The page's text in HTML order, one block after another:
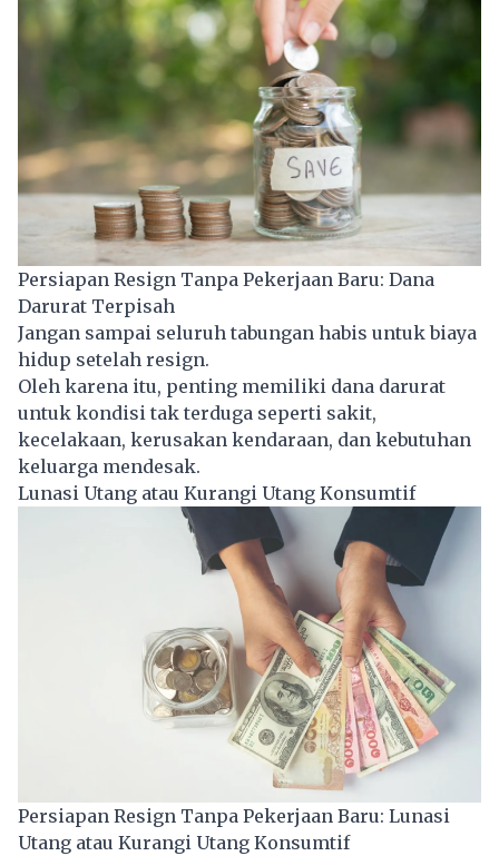
Persiapan Resign Tanpa Pekerjaan Baru: Dana
Darurat Terpisah
Jangan sampai seluruh tabungan habis untuk biaya
hidup setelah resign.
Oleh karena itu, penting memiliki dana darurat
untuk kondisi tak terduga seperti sakit,
kecelakaan, kerusakan kendaraan, dan kebutuhan
keluarga mendesak.
Lunasi Utang atau Kurangi Utang Konsumtif
Persiapan Resign Tanpa Pekerjaan Baru: Lunasi
Utang atau Kurangi Utang Konsumtif